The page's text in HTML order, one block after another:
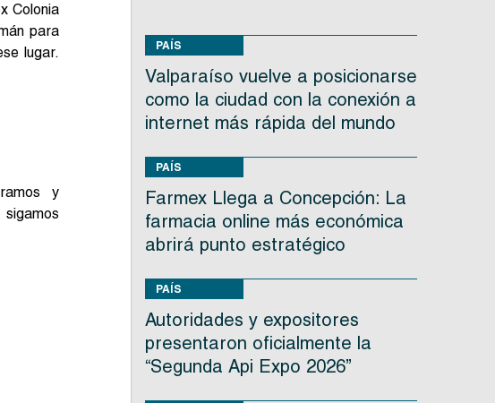
Colonia
para
lugar.
y
PAÍS
Valparaíso vuelve a posicionarse
como la ciudad con la conexión a
internet más rápida del mundo
PAÍS
Farmex Llega a Concepción: La
farmacia online más económica
abrirá punto estratégico
PAÍS
Autoridades y expositores
presentaron oficialmente la
“Segunda Api Expo 2026”